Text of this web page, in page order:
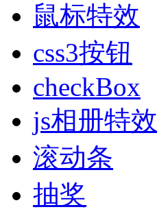
鼠标特效
css3按钮
checkBox
js相册特效
滚动条
抽奖